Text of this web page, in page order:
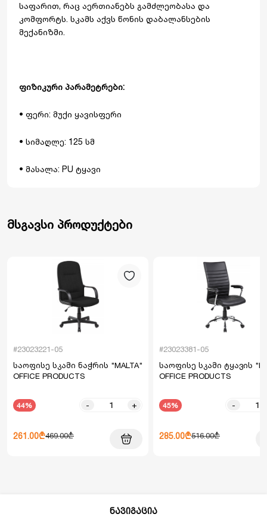
საფარით, რაც აერთიანებს გამძლეობასა და
კომფორტს. სკამს აქვს წონის დაბალანსების
მექანიზმი.
ფიზიკური პარამეტრები:
• ფერი: მუქი ყავისფერი
• სიმაღლე: 125 სმ
• მასალა: PU ტყავი
მსგავსი პროდუქტები
#23023221-05
საოფისე სკამი ნაჭრის "MALTA"
OFFICE PRODUCTS
44% - +
261.00₾469.00₾
#23023381-05
საოფისე სკამი ტყავის
OFFICE PRODUCTS
45% -
285.00₾516.00₾
ნავიგაცია